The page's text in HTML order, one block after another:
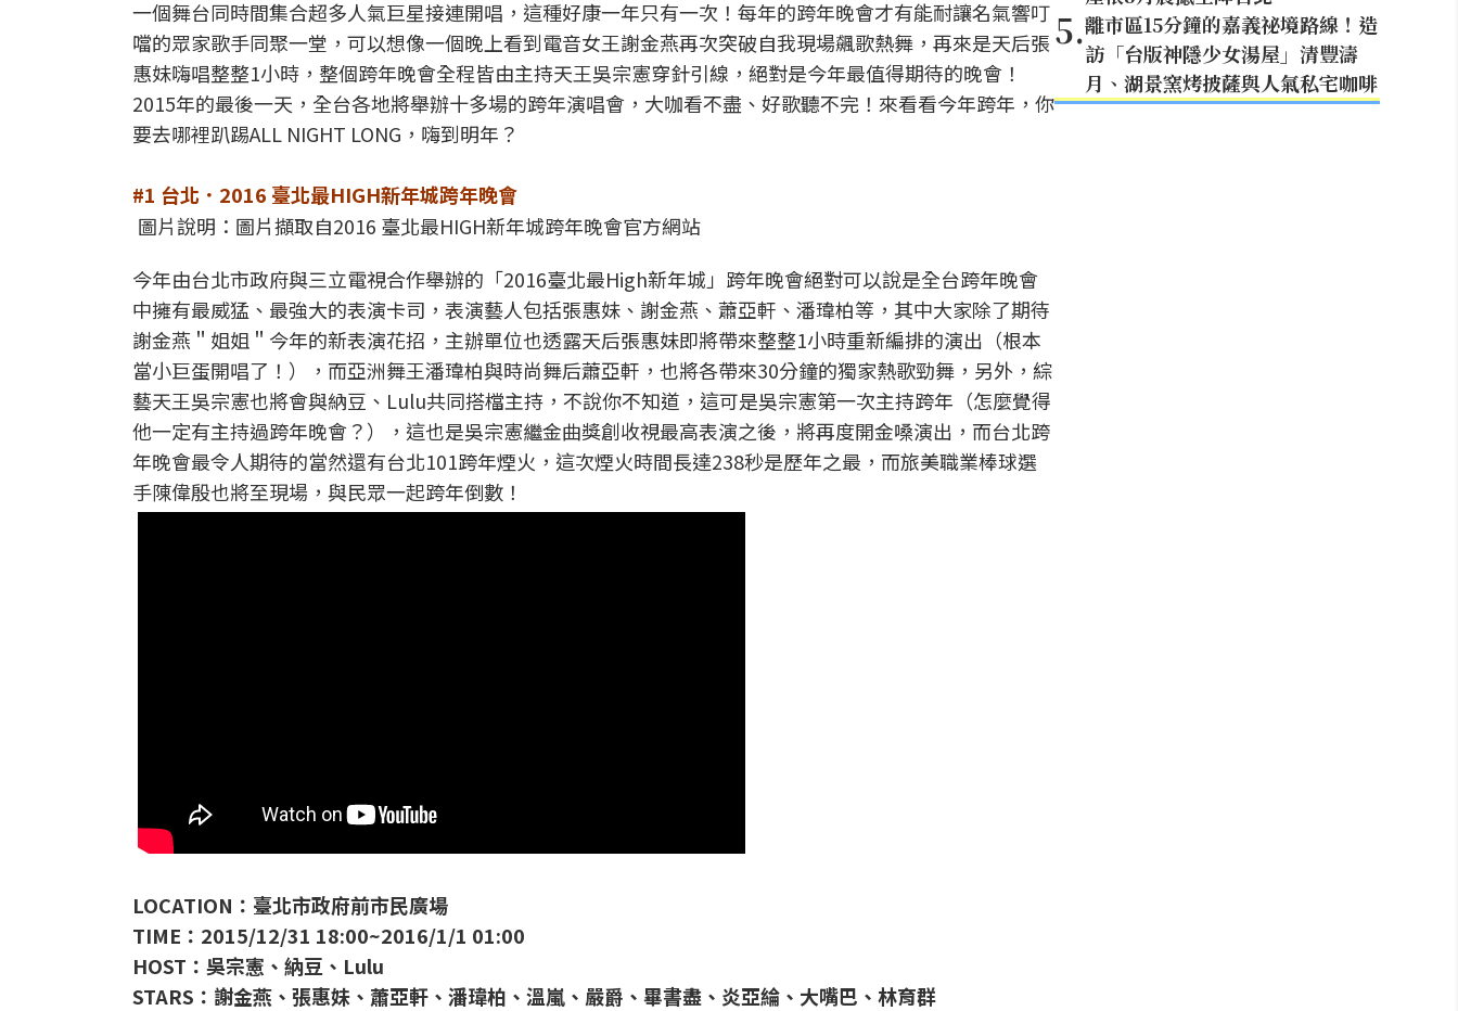
一個舞台同時間集合超多人氣巨星接連開唱，這種好康一年只有一次！每年的跨年晚會才有能耐讓名氣響叮
噹的眾家歌手同聚一堂，可以想像一個晚上看到電音女王謝金燕再次突破自我現場飆歌熱舞，再來是天后張
惠妹嗨唱整整1小時，整個跨年晚會全程皆由主持天王吳宗憲穿針引線，絕對是今年最值得期待的晚會！
2015年的最後一天，全台各地將舉辦十多場的跨年演唱會，大咖看不盡、好歌聽不完！來看看今年跨年，你
要去哪裡趴踢ALL NIGHT LONG，嗨到明年？
#1 台北．2016 臺北最HIGH新年城跨年晚會
圖片說明：圖片擷取自2016 臺北最HIGH新年城跨年晚會官方網站
今年由台北市政府與三立電視合作舉辦的「2016臺北最High新年城」跨年晚會絕對可以說是全台跨年晚會
中擁有最威猛、最強大的表演卡司，表演藝人包括張惠妹、謝金燕、蕭亞軒、潘瑋柏等，其中大家除了期待
謝金燕＂姐姐＂今年的新表演花招，主辦單位也透露天后張惠妹即將帶來整整1小時重新編排的演出（根本
當小巨蛋開唱了！），而亞洲舞王潘瑋柏與時尚舞后蕭亞軒，也將各帶來30分鐘的獨家熱歌勁舞，另外，綜
藝天王吳宗憲也將會與納豆、Lulu共同搭檔主持，不說你不知道，這可是吳宗憲第一次主持跨年（怎麼覺得
他一定有主持過跨年晚會？），這也是吳宗憲繼金曲獎創收視最高表演之後，將再度開金嗓演出，而台北跨
年晚會最令人期待的當然還有台北101跨年煙火，這次煙火時間長達238秒是歷年之最，而旅美職業棒球選
手陳偉殷也將至現場，與民眾一起跨年倒數！
LOCATION：臺北市政府前市民廣場
TIME：2015/12/31 18:00~2016/1/1 01:00
HOST：吳宗憲、納豆、Lulu
STARS：謝金燕、張惠妹、蕭亞軒、潘瑋柏、溫嵐、嚴爵、畢書盡、炎亞綸、大嘴巴、林育群
5.離市區15分鐘的嘉義祕境路線！造
訪「台版神隱少女湯屋」清豐濤
月、湖景窯烤披薩與人氣私宅咖啡